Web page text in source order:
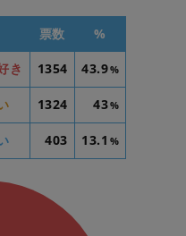
票数 %
き 1354 43.9%
1324 43%
403 13.1 %